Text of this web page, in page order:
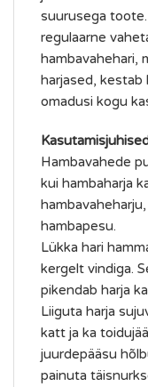
suurusega
regulaarne
hambavahehari,
harjased, kestab
omadusi kogu
Hambavahede
kui hambaharja
hambapesu.
Lükka hari
kergelt vindiga.
pikendab harja
Liiguta harja
katt ja ka
juurdepääsu
painuta